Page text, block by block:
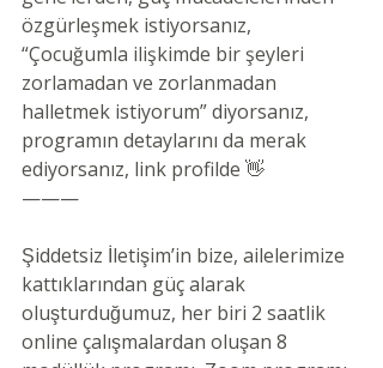
özgürleşmek istiyorsanız,
“Çocuğumla ilişkimde bir şeyleri
zorlamadan ve zorlanmadan
halletmek istiyorum” diyorsanız,
programın detaylarını da merak
ediyorsanız, link profilde 👋
———
Şiddetsiz İletişim’in bize, ailelerimize
kattıklarından güç alarak
oluşturduğumuz, her biri 2 saatlik
online çalışmalardan oluşan 8